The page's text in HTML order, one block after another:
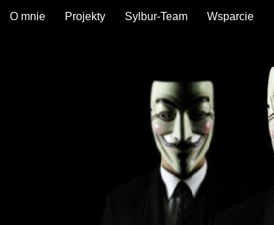
O mnie Projekty Sylbur-Team Wsparcie